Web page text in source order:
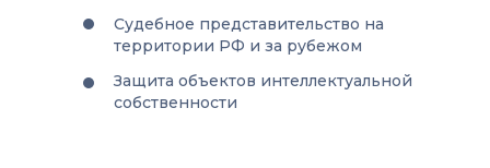
Судебное представительство на
территории РФ и за рубежом
Защита объектов интеллектуальной
собственности